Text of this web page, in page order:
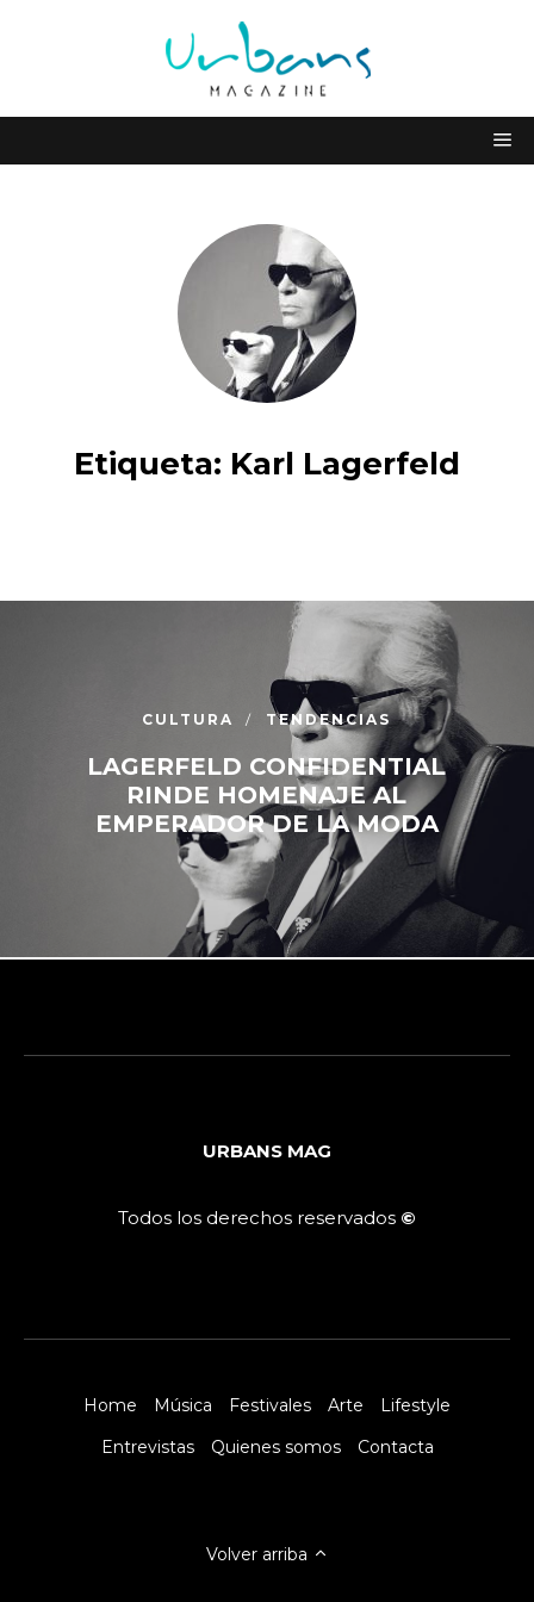
Etiqueta: Karl Lagerfeld
CULTURA TENDENCIAS
LAGERFELD CONFIDENTIAL
RINDE HOMENAJE AL
EMPERADOR DE LA MODA
URBANS MAG
Todos los derechos reservados ©
Home Música Festivales Arte
Lifestyle
Entrevistas
Quienes somos Contacta
Volver arriba